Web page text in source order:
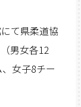
て県柔道協
男女各12
女子8チー